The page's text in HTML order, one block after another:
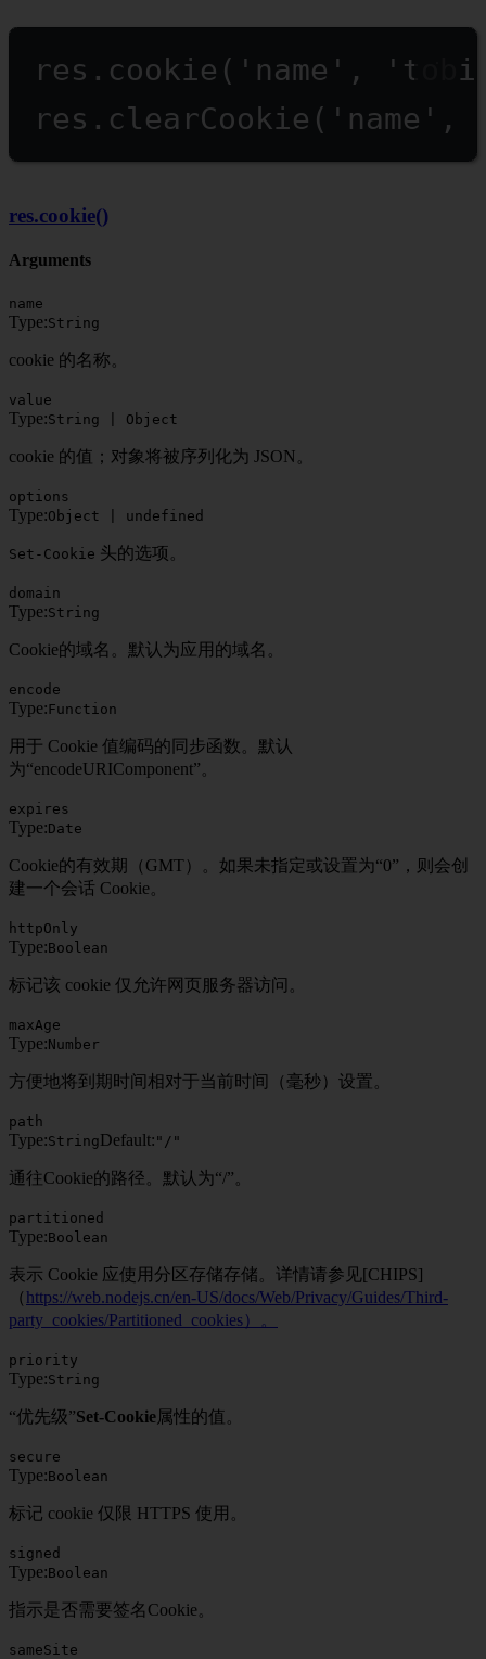
res. cookie ( 'name' ,
res. clearCookie ( 'name' ,
res.cookie()
Arguments
name
Type:String
cookie 的名称。
value
Type:String | Object
cookie 的值；对象将被序列化为 JSON。
options
Type:Object | undefined
Set-Cookie 头的选项。
domain
Type:String
Cookie的域名。默认为应用的域名。
encode
Type:Function
用于 Cookie 值编码的同步函数。默认
为“encodeURIComponent”。
expires
Type:Date
Cookie的有效期（GMT）。如果未指定或设置为“0”，则会创
建一个会话 Cookie。
httpOnly
Type:Boolean
标记该 cookie 仅允许网页服务器访问。
maxAge
Type:Number
方便地将到期时间相对于当前时间（毫秒）设置。
path
Type:StringDefault: "/"
通往Cookie的路径。默认为“/”。
partitioned
Type:Boolean
表示 Cookie 应使用分区存储存储。详情请参见[CHIPS]
（ https://web.nodejs.cn/en-US/docs/Web/Privacy/Guides/Third-
party_cookies/Partitioned_cookies）。
priority
Type:String
“优先级”Set-Cookie 属性的值。
secure
Type:Boolean
标记 cookie 仅限 HTTPS 使用。
signed
Type:Boolean
指示是否需要签名Cookie。
sameSite